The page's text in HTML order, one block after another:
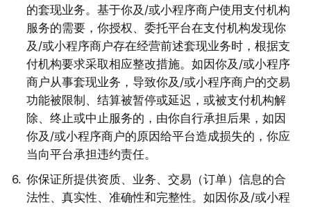
的套现业务。基于你及/或小程序商户使用支付机构
服务的需要，你授权、委托平台在支付机构发现你
及/或小程序商户存在经营前述套现业务时，根据支
付机构要求采取相应整改措施。如因你及/或小程序
商户从事套现业务，导致你及/或小程序商户的交易
功能被限制、结算被暂停或延迟，或被支付机构解
除、终止或中止服务的，由你自行承担后果，如因
你及/或小程序商户的原因给平台造成损失的，你应
当向平台承担违约责任。
6. 你保证所提供资质、业务、交易（订单）信息的合
法性、真实性、准确性和完整性。如因你及/或小程